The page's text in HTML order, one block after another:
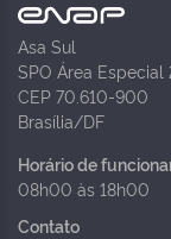
Asa Sul
SPO Área Especial
CEP 70.610-900
Brasília/DF
Horário de
08h00 às 18h00
Contato